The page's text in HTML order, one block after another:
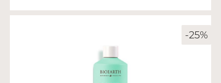
-25%